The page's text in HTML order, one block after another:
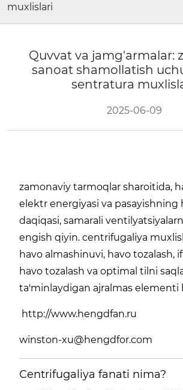
muxlislari
Quvvat va jamg'armalar:
sanoat shamollatish
sentratura
2025-06-09
zamonaviy tarmoqlar sharoitida,
elektr energiyasi va pasayishning
daqiqasi, samarali
engish qiyin. centrifugaliya
havo almashinuvi, havo tozalash,
havo tozalash va optimal tilni
ta'minlaydigan ajralmas elementi
http://www.hengdfan.ru
winston-xu@hengdfor.com
Centrifugaliya fanati nima?